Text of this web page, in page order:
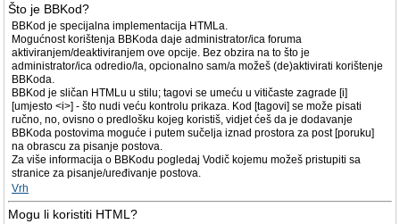
Što je BBKod?
BBKod je specijalna implementacija HTMLa.
Mogućnost korištenja BBKoda daje administrator/ica foruma
aktiviranjem/deaktiviranjem ove opcije. Bez obzira na to što je
administrator/ica odredio/la, opcionalno sam/a možeš (de)aktivirati korištenje
BBKoda.
BBKod je sličan HTMLu u stilu; tagovi se umeću u vitičaste zagrade [i]
[umjesto <i>] - što nudi veću kontrolu prikaza. Kod [tagovi] se može pisati
ručno, no, ovisno o predlošku kojeg koristiš, vidjet ćeš da je dodavanje
BBKoda postovima moguće i putem sučelja iznad prostora za post [poruku]
na obrascu za pisanje postova.
Za više informacija o BBKodu pogledaj Vodič kojemu možeš pristupiti sa
stranice za pisanje/uređivanje postova.
Vrh
Mogu li koristiti HTML?